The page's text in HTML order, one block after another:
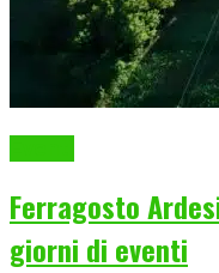
Ferragosto
giorni di eventi